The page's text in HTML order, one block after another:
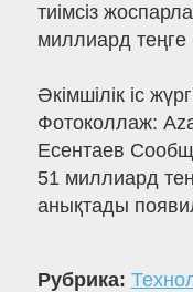
тиімсіз
миллиард
Әкімшілік іс
Фотоколлаж:
Есентаев
51 миллиард
анықтады
Рубрика: